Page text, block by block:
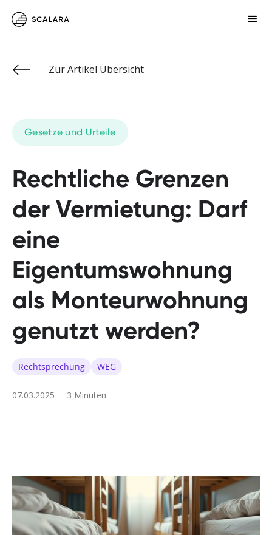
Zur Artikel Übersicht
Gesetze und Urteile
Rechtliche Grenzen
der Vermietung: Darf
eine
Eigentumswohnung
als Monteurwohnung
genutzt werden?
Rechtsprechung WEG
07.03.2025 3 Minuten